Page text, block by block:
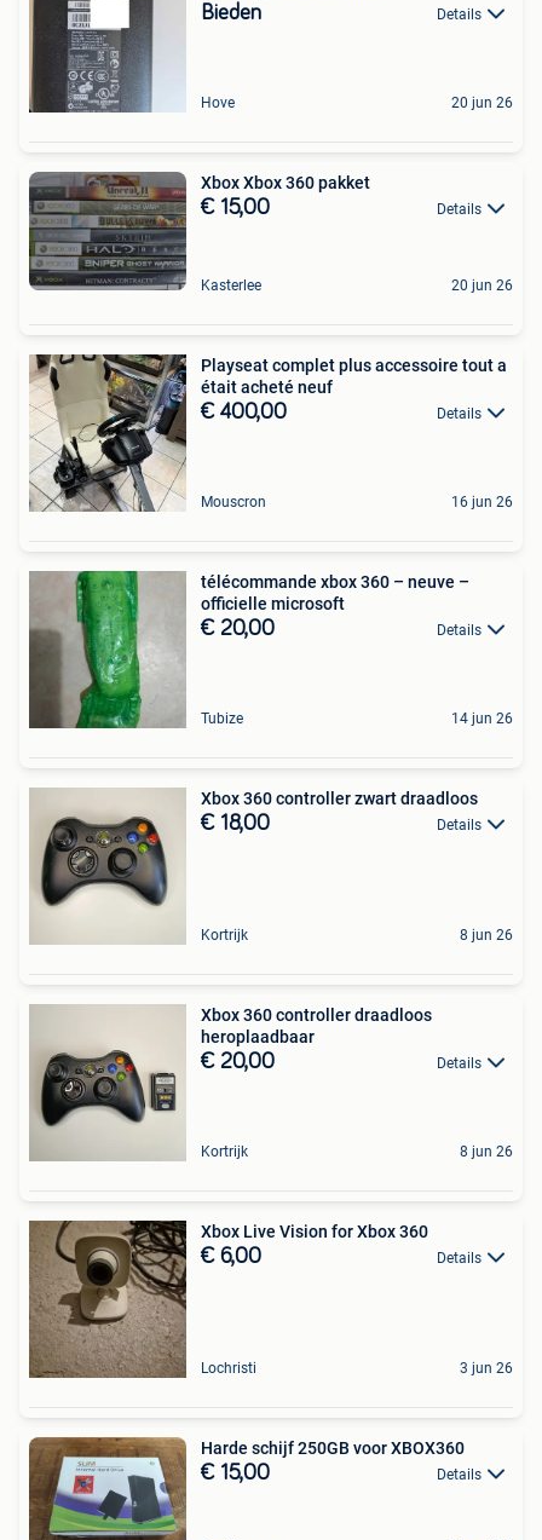
Bieden Details
Hove 20 jun 26
Xbox Xbox 360 pakket
€ 15,00 Details
Kasterlee 20 jun 26
Playseat complet plus accessoire tout a
était acheté neuf
€ 400,00 Details
Mouscron 16 jun 26
télécommande xbox 360 – neuve –
officielle microsoft
€ 20,00 Details
Tubize 14 jun 26
Xbox 360 controller zwart draadloos
€ 18,00 Details
Kortrijk 8 jun 26
Xbox 360 controller draadloos
heroplaadbaar
€ 20,00 Details
Kortrijk 8 jun 26
Xbox Live Vision for Xbox 360
€ 6,00 Details
Lochristi 3 jun 26
Harde schijf 250GB voor XBOX360
€ 15,00 Details